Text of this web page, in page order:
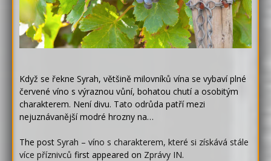
Když se řekne Syrah, většině milovníků vína se vybaví plné
červené víno s výraznou vůní, bohatou chutí a osobitým
charakterem. Není divu. Tato odrůda patří mezi
nejuznávanější modré hrozny na…
The post Syrah – víno s charakterem, které si získává stále
více příznivců first appeared on Zprávy IN.